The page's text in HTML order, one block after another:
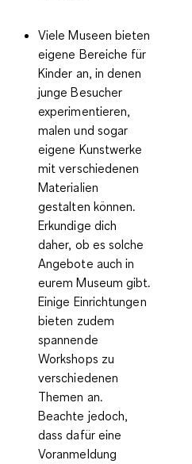
Viele Museen bieten
eigene Bereiche für
Kinder an, in denen
junge Besucher
experimentieren,
malen und sogar
eigene Kunstwerke
mit verschiedenen
Materialien
gestalten können.
Erkundige dich
daher, ob es solche
Angebote auch in
eurem Museum gibt.
Einige Einrichtungen
bieten zudem
spannende
Workshops zu
verschiedenen
Themen an.
Beachte jedoch,
dass dafür eine
Voranmeldung